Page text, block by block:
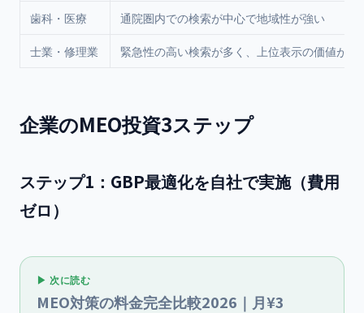
歯科・医療 通院圏内での検索が中心で地域性が強い
士業・修理業 緊急性の高い検索が多く、上位表示の価値が大
企業のMEO投資3ステップ
ステップ1：GBP最適化を自社で実施（費用
ゼロ）
▶ 次に読む
MEO対策の料金完全比較2026｜月¥3